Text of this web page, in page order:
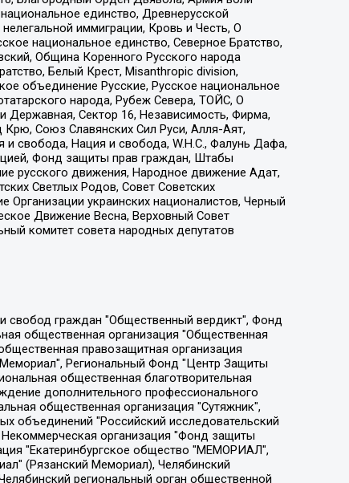
единство, Древнерусской
иммиграции, Кровь и Честь, О
национальное единство, Северное Братство,
Община Коренного Русского народа
Белый Крест, Misanthropic division,
объединение Русские, Русское национальное
народа, Рубеж Севера, ТОЙС, О
Державная, Сектор 16, Независимость, Фирма,
Союз Славянских Сил Руси, Алля-Аят,
и свобода, Нация и свобода, W.H.С., Фалунь Дафа,
Фонд защиты прав граждан, Штабы
русского движения, Народное движение Адат,
Светлых Родов, Совет Советских
украинских националистов, Черный
Движение Весна, Верховный Совет
комитет совета народных депутатов
Таисия Львовна, Беляев Иван Михайлович, Владыкина Елена Сергеевна, Гельман Марат Александрович, Никульшина Вероника Юрьевна, Толоконникова Надежда Андреевна, Шендерович Виктор Анатольевич, Общество с ограниченной ответственностью "Данное сообщение", Общество с ограниченной ответственностью Издательский дом "Новая глава", Айнбиндер Александра Александровна, Московский комьюнити-центр для ЛГБТ+инициатив, Благотворительный фонд развития филантропии, Deutsche Welle (Германия, Kurt-Schumacher-Strasse 3, 53113 Bonn), Борзунова Мария Михайловна, Воробьев Виктор Викторович, Голубева Анна Львовна, Константинова Алла Михайловна, Малкова Ирина Владимировна, Мурадов Мурад Абдулгалимович, Осетинская Елизавета Николаевна, Понасенков Евгений Николаевич, Ганапольский Матвей Юрьевич, Киселев Евгений Алексеевич, Борухович Ирина Григорьевна, Дремин Иван Тимофеевич, Дубровский Дмитрий Викторович, Красноярская региональная общественная организация поддержки и развития альтернативных образовательных технологий и межкультурных коммуникаций "ИНТЕРРА", Маяковская Екатерина Алексеевна, Фейгин Марк Захарович, Филимонов Андрей Викторович, Дзугкоева Регина Николаевна, Доброхотов Роман Александрович, Дудь Юрий Александрович, Елкин Сергей Владимирович, Кругликов Кирилл Игоревич, Сабунаева Мария Леонидовна, Семенов Алексей Владимирович, Шаинян Карен Багратович, Шульман Екатерина Михайловна, Асафьев Артур Валерьевич, Вахштайн Виктор Семенович, Венедиктов Алексей Алексеевич, Лушникова Екатерина Евгеньевна, Волков Леонид Михайлович, Невзоров Александр Глебович, Пархоменко Сергей Борисович, Сироткин Ярослав Николаевич, Кара-Мурза Владимир Владимирович, Баранова Наталья Владимировна, Гозман Леонид Яковлевич, Кагарлицкий Борис Юльевич, Климарев Михаил Валерьевич, Милов Владимир Станиславович, Автономная некоммерческая организация Краснодарский центр современного искусства "Типография", Моргенштерн Алишер Тагирович, Соболь Любовь Эдуардовна, Общество с ограниченной ответственностью "ЛИЗА НОРМ", Каспаров Гарри Кимович, Ходорковский Михаил Борисович, Общество с ограниченной ответственностью "Апрельские тезисы", Данилович Ирина Брониславовна, Кашин Олег Владимирович, Петров Николай Владимирович, Пивоваров Алексей Владимирович, Соколов Михаил Владимирович, Цветкова Юлия Владимировна, Чичваркин Евгений Александрович, Комитет против пыток/Команда против пыток, Общество с ограниченной ответственностью "Первый научный", Общество с ограниченной ответственностью "Вертолет и ко", Белоцерковская Вероника Борисовна, Кац Максим Евгеньевич, Лазарева Татьяна Юрьевна, Шаведдинов Руслан Табризович, Яшин Илья Валерьевич, Общество с ограниченной ответственностью "Иноагент ААВ", Алешковский Дмитрий Петрович, Альбац Евгения Марковна, Быков Дмитрий Львович, Галямина Юлия Евгеньевна, Лойко Сергей Леонидович, Мартынов Кирилл Константинович, Медведев Сергей Александрович, Крашенинников Федор Геннадиевич, Гордеева Катерина Вл